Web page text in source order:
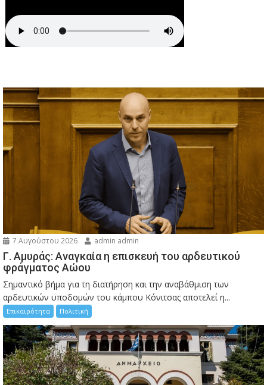
7 Αυγούστου 2026 admin admin
Γ. Αμυράς: Αναγκαία η επισκευή του αρδευτικού
φράγματος Αώου
Σημαντικό βήμα για τη διατήρηση και την αναβάθμιση των
αρδευτικών υποδομών του κάμπου Κόνιτσας αποτελεί η...
Επικαιρότητα Πολιτική